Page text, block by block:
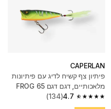
CAPERLAN
פיתיון צף קשיח לדיג עם פיתיונות
מלאכותיים, דגם דגם 65 FROG
4.7
4.7 out of 5 stars from 134 reviews
(134)